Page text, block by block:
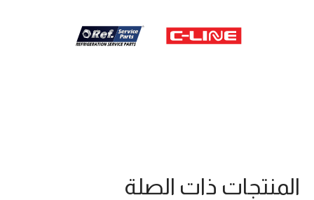
المنتجات ذات الصلة